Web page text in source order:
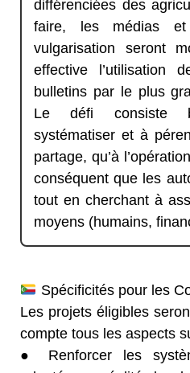
différenciées des
faire, les médias
vulgarisation seront
effective l’utilisation
bulletins par le plus
Le défi consiste
systématiser et à
partage, qu’à
conséquent que les
tout en cherchant à
moyens (humains,
Spécificités pour les
Les projets éligibles
compte tous les aspects
● Renforcer les